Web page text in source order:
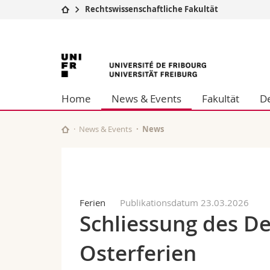
Studium
Campus
Universität
Weiterbildung
Theologische
Philosophische
Fak. für
Rechtswissenschaftliche Fakultät
Universität
Freiburg
Home News & Events Fakultät
News & Events News
Ferien Publikationsdatum 23.03.2026
Schliessung des
Osterferien